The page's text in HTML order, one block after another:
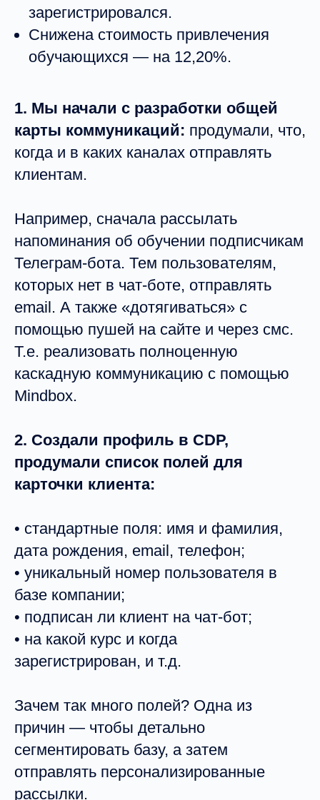
зарегистрировался.
Снижена стоимость привлечения
обучающихся — на 12,20%.
1. Мы начали с разработки общей
карты коммуникаций: продумали, что,
когда и в каких каналах отправлять
клиентам.
Например, сначала рассылать
напоминания об обучении подписчикам
Телеграм-бота. Тем пользователям,
которых нет в чат-боте, отправлять
email. А также «дотягиваться» с
помощью пушей на сайте и через смс.
Т.е. реализовать полноценную
каскадную коммуникацию с помощью
Mindbox.
2. Создали профиль в CDP,
продумали список полей для
карточки клиента:
• стандартные поля: имя и фамилия,
дата рождения, email, телефон;
• уникальный номер пользователя в
базе компании;
• подписан ли клиент на чат-бот;
• на какой курс и когда
зарегистрирован, и т.д.
Зачем так много полей? Одна из
причин — чтобы детально
сегментировать базу, а затем
отправлять персонализированные
рассылки.